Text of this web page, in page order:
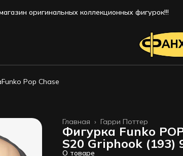
оригинальных коллекционных фигурок!!!
Funko Pop Chase
Гарри Поттер
Главная ›
Фигурка Funko
S20 Griphook (193)
О товаре